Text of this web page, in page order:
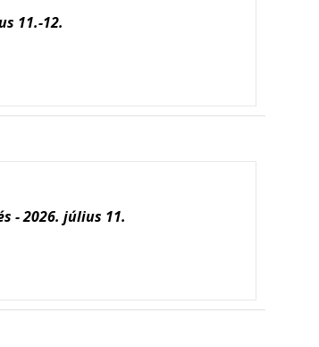
11.-12.
- 2026. július 11.